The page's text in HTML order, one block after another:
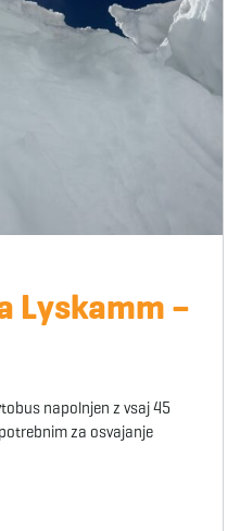
Lyskamm –
napolnjen z vsaj 45
za osvajanje